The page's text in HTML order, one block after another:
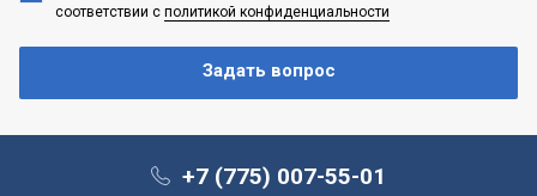
соответствии с политикой конфиденциальности
+7 (775) 007-55-01